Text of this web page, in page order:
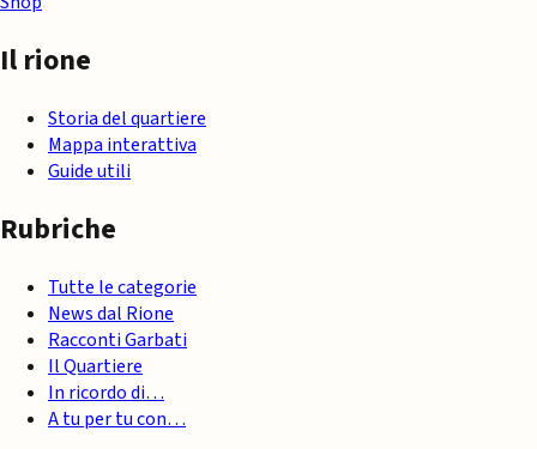
Il rione
Storia del quartiere
Mappa interattiva
Guide utili
Rubriche
Tutte le categorie
News dal Rione
Racconti Garbati
Il Quartiere
In ricordo di…
A tu per tu con…